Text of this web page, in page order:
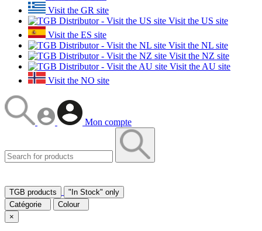
Visit the GR site
Visit the US site
Visit the ES site
Visit the NL site
Visit the NZ site
Visit the AU site
Visit the NO site
Mon compte
TGB products
"In Stock" only
Catégorie
Colour
×